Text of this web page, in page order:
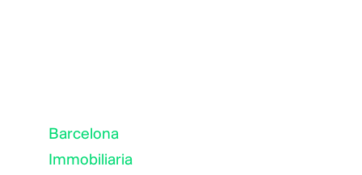
Barcelona
Immobiliaria